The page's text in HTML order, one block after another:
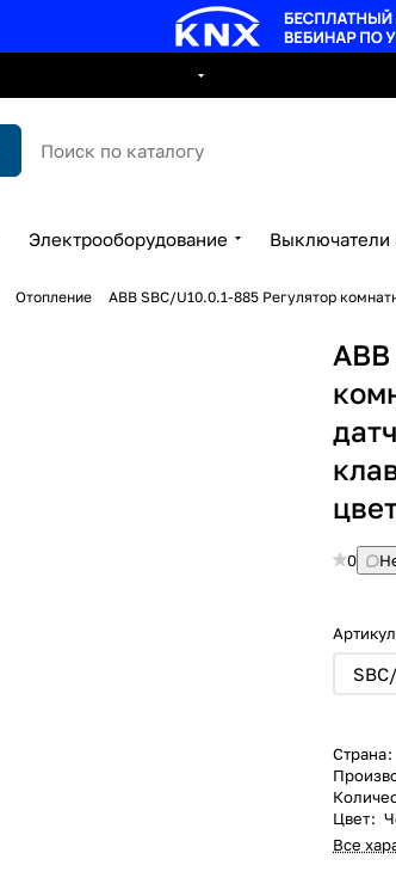
Электрооборудование Выключатели
Отопление ABB SBC/U10.0.1-885 Регулятор
0
Страна:
Цвет:
Все